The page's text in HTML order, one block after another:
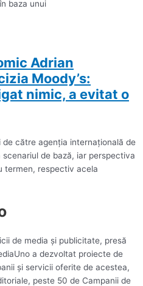
baza unui
Adrian
Moody’s:
nimic, a evitat o
de către agenţia internaţională de
de bază, iar perspectiva
termen, respectiv acela
de media și publicitate, presă
a dezvoltat proiecte de
și servicii oferite de acestea,
peste 50 de Campanii de